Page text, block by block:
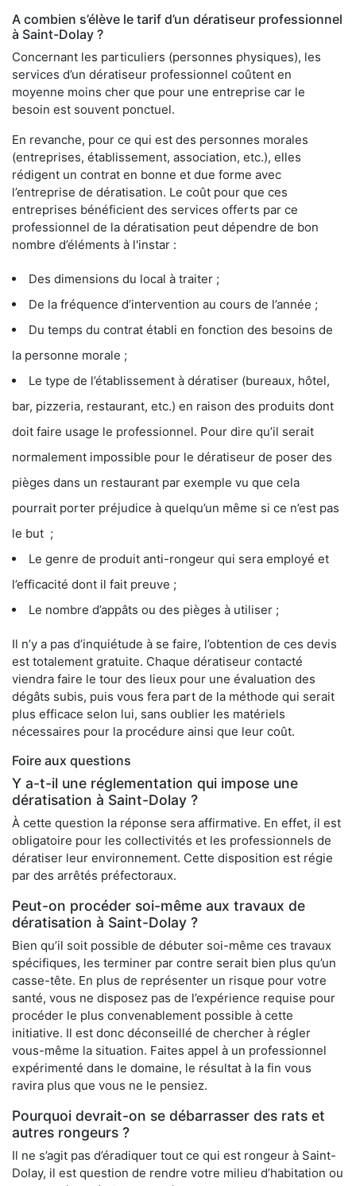
A combien s’élève le tarif d’un dératiseur professionnel
à Saint-Dolay ?
Concernant les particuliers (personnes physiques), les
services d’un dératiseur professionnel coûtent en
moyenne moins cher que pour une entreprise car le
besoin est souvent ponctuel.
En revanche, pour ce qui est des personnes morales
(entreprises, établissement, association, etc.), elles
rédigent un contrat en bonne et due forme avec
l’entreprise de dératisation. Le coût pour que ces
entreprises bénéficient des services offerts par ce
professionnel de la dératisation peut dépendre de bon
nombre d’éléments à l'instar :
Des dimensions du local à traiter ;
De la fréquence d’intervention au cours de l’année ;
Du temps du contrat établi en fonction des besoins de
la personne morale ;
Le type de l’établissement à dératiser (bureaux, hôtel,
bar, pizzeria, restaurant, etc.) en raison des produits dont
doit faire usage le professionnel. Pour dire qu’il serait
normalement impossible pour le dératiseur de poser des
pièges dans un restaurant par exemple vu que cela
pourrait porter préjudice à quelqu’un même si ce n’est pas
le but ;
Le genre de produit anti-rongeur qui sera employé et
l’efficacité dont il fait preuve ;
Le nombre d’appâts ou des pièges à utiliser ;
Il n’y a pas d’inquiétude à se faire, l’obtention de ces devis
est totalement gratuite. Chaque dératiseur contacté
viendra faire le tour des lieux pour une évaluation des
dégâts subis, puis vous fera part de la méthode qui serait
plus efficace selon lui, sans oublier les matériels
nécessaires pour la procédure ainsi que leur coût.
Foire aux questions
Y a-t-il une réglementation qui impose une
dératisation à Saint-Dolay ?
À cette question la réponse sera affirmative. En effet, il est
obligatoire pour les collectivités et les professionnels de
dératiser leur environnement. Cette disposition est régie
par des arrêtés préfectoraux.
Peut-on procéder soi-même aux travaux de
dératisation à Saint-Dolay ?
Bien qu’il soit possible de débuter soi-même ces travaux
spécifiques, les terminer par contre serait bien plus qu’un
casse-tête. En plus de représenter un risque pour votre
santé, vous ne disposez pas de l’expérience requise pour
procéder le plus convenablement possible à cette
initiative. Il est donc déconseillé de chercher à régler
vous-même la situation. Faites appel à un professionnel
expérimenté dans le domaine, le résultat à la fin vous
ravira plus que vous ne le pensiez.
Pourquoi devrait-on se débarrasser des rats et
autres rongeurs ?
Il ne s’agit pas d’éradiquer tout ce qui est rongeur à Saint-
Dolay, il est question de rendre votre milieu d’habitation ou